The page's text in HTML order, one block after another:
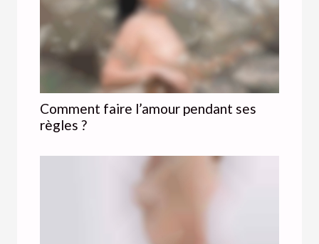
Comment faire l’amour pendant ses
règles ?